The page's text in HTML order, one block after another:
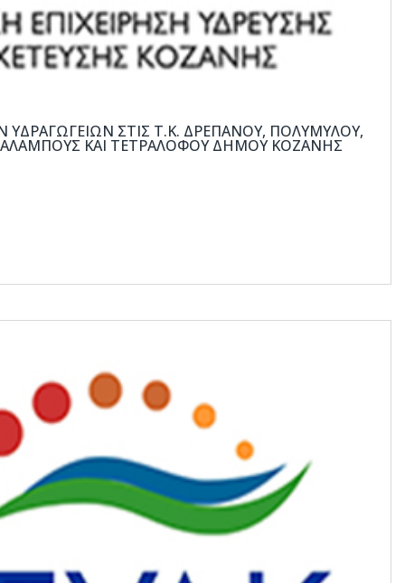
ΥΔΡΑΓΩΓΕΊΩΝ ΣΤΙΣ Τ.Κ. ΔΡΕΠΆΝΟΥ, ΠΟΛΥΜΎΛΟΥ,
ΚΑΙ ΤΕΤΡΑΛΌΦΟΥ ΔΉΜΟΥ ΚΟΖΆΝΗΣ